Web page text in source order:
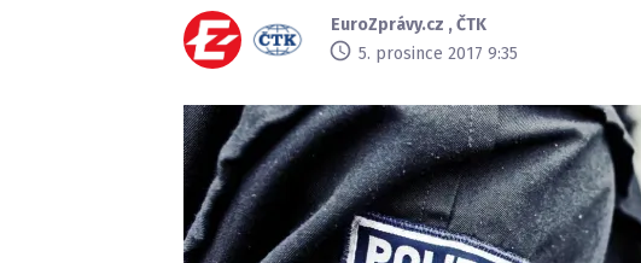
EuroZprávy.cz ,ČTK
5. prosince 2017 9:35